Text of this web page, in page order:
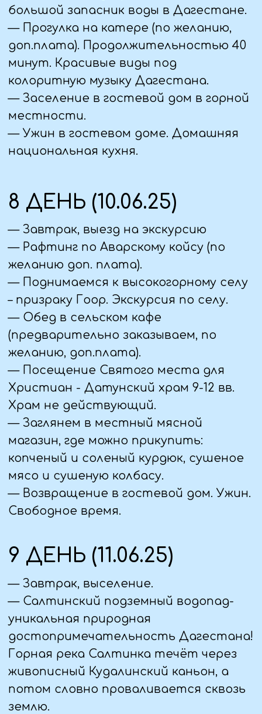
платок, поскольку в некоторых
случаях он может быть кстати.
— Соблюдайте умеренность в
макияже и украшениях.
ДЛЯ МУЖЧИН
— Выбирайте длинные брюки,
которые покрывают колени и
голеницы;
лучше носить рубашку или футболку
с длинными рукавами;
нейтральные цвета одежды.
— Не рекомендуется носить:
короткие шорты и майки.
При посещении пляжей или бассейнов,
туристы могут носить купальники.
Однако, стоит выбирать модели,
которые не являются слишком
откровенными или провокационными.
— Загар без верхней части
купальника запрещен. В Дагестане
принято покрывать плечи, поэтому
не рекомендуется загорать на пляже
без верхней части купальника.
— Женщинам рекомендуется носить
купальник, покрывающий большую
часть тела, или накидку-парео
поверх купальника.
— Следите за длиной пляжной
одежды. Длина пляжных туник, шорт и
шортиков не должна быть слишком
короткой. Рекомендуется выбирать
модели, которые закрывают колени.
— На пляжах Дагестана не
рекомендуется носить откровенные
купальники, разрезы на пляжной
одежде или слишком обтягивающую
которые сохраняют элегантность и
скромность.
Соблюдайте меру : Хотя важно
соблюдать определенные правила
дресс-кода, не забывайте, что вы на
провести время. Поэтому выбирайте
такую одежду, в которой вы будете
чувствовать себя свободно, но не
Избегайте слишком откровенных
нарядов или одежды с яркими